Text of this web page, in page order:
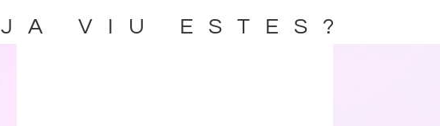
JA VIU ESTES?